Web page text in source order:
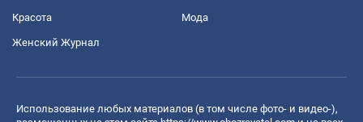
Красота Мода
Женский Журнал
Использование любых материалов (в том числе фото- и видео-),